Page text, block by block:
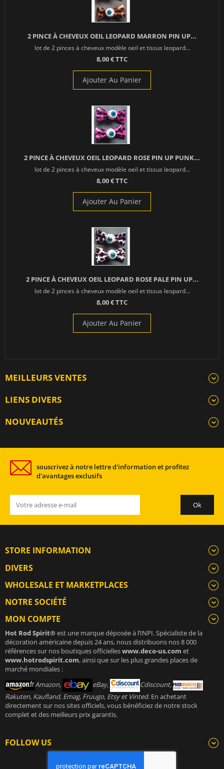
2 PINCE À CHEVEUX OEIL LEOPARD MARRON PIN UP...
lot de 2 pinces à cheveux modèle oeil et tissus leopard...
8,00 € TTC
Ajouter Au Panier
2 PINCE À CHEVEUX OEIL LEOPARD ROSE PIN UP PUNK...
lot de 2 pinces à cheveux modèle oeil et tissus leopard...
8,00 € TTC
Ajouter Au Panier
2 PINCE À CHEVEUX OEIL LEOPARD ROSE PALE PIN UP...
lot de 2 pinces à cheveux modèle oeil et tissus leopard...
8,00 € TTC
Ajouter Au Panier
MEILLEURS VENTES
LIENS DIVERS
NOUVEAUTÉS
souscrivez à notre lettre d'information et profitez
d'avantages exclusifs
STORE INFORMATION
DIVERS
WHOLESALE ET MARKETPLACES
NOTRE SOCIÉTÉ
MON COMPTE
Hot Rod Spirit®est une marque déposée à l’INPI. Spécialiste de la
décoration américaine depuis 24 ans, nous distribuons nos 8 000
références sur nos boutiques officielleswww.deco-us.com et
www.hotrodspirit.com, ainsi que sur les plus grandes places de
marché mondiales :
Amazon,
eBay,
Cdiscount,
Rakuten, Kaufland, Emag, Fruugo, Etsy et Vinted. En achetant
directement sur nos sites officiels, vous bénéficiez de notre stock
complet et des meilleurs prix garantis.
FOLLOW US